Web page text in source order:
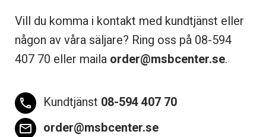
Vill du komma i kontakt med kundtjänst eller
någon av våra säljare? Ring oss på 08-594
407 70 eller maila order@msbcenter.se.
phone Kundtjänst 08-594 407 70
email order@msbcenter.se